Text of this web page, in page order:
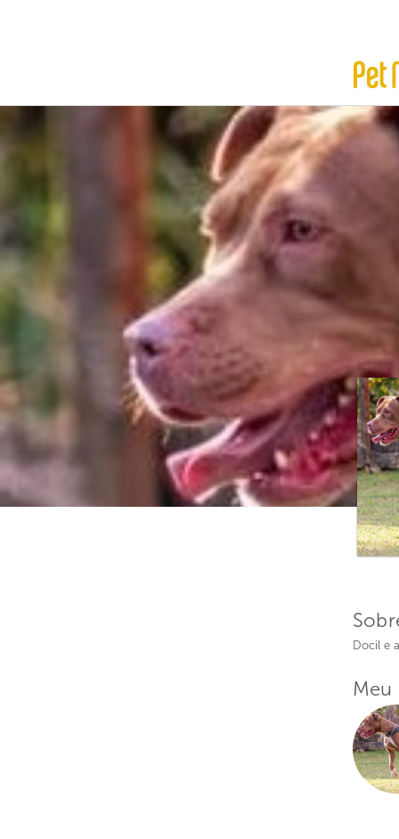
Docil e
Meu